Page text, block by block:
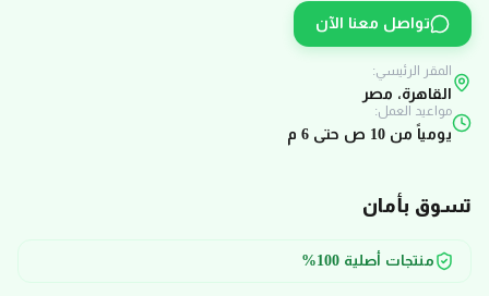
تواصل معنا الآن
المقر الرئيسي:
القاهرة، مصر
مواعيد العمل:
يومياً من 10 ص حتى 6 م
تسوق بأمان
منتجات أصلية 100%